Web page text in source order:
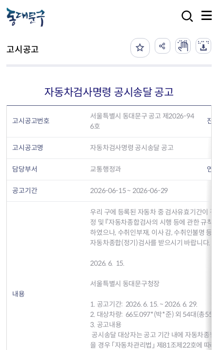
고시공고
자동차검사명령 공시송달 공고
고시공고번호
서울특별시 동대문구 공고 제2026-94
6호
진
고시공고명 자동차검사명령 공시송달 공고
담당부서 교통행정과 연
공고기간 2026-06-15 ~ 2026-06-29
내용
우리 구에 등록된 자동차 중 검사유효기간이
정 및 『자동차종합검사의 시행 등에 관한 규
하였으나, 수취인부재, 이사 감, 수취인불명 등
자동차종합(정기)검사를 받으시기 바랍니다.
2026. 6.  15.
서울특별시 동대문구청장
1. 공고기간:  2026. 6. 15. ~ 2026. 6. 29.
2. 대상차량:  66도097*(박*준) 외 54대(총55
3. 공고내용
을 경우 「자동차관리법」 제81조제22호에 따